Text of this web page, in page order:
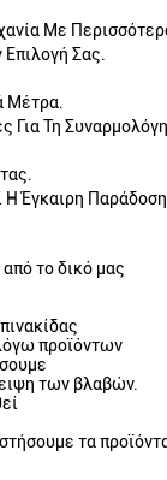
Με
Σας.
Μέτρα.
Για Τη
Έγκαιρη
το δικό μας
προϊόντων
των βλαβών.
τα